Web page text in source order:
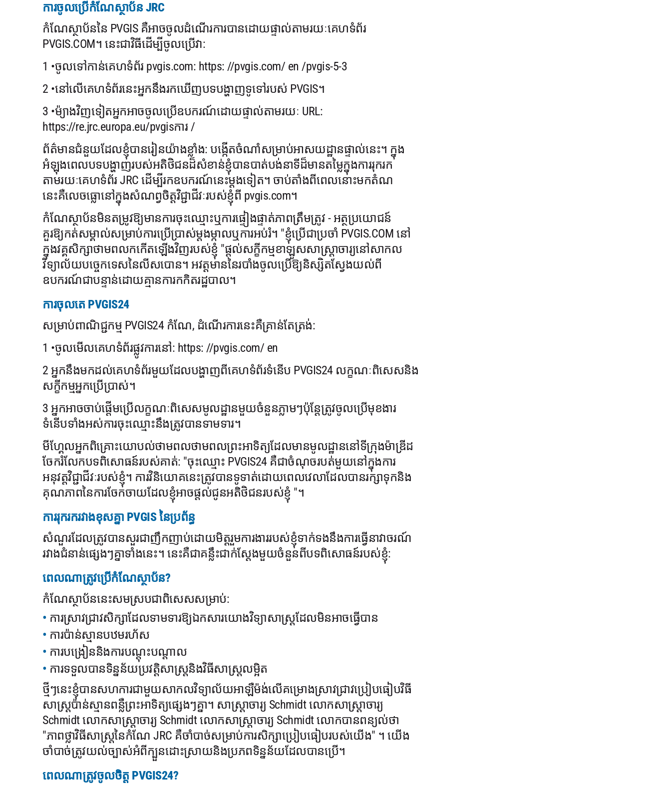
ការចូលប្រើកំណែស្ថាប័ន JRC
កំណែស្ថាប័ននៃ PVGIS គឺអាចចូលដំណើរការបានដោយផ្ទាល់តាមរយៈគេហទំព័រ
PVGIS.COM។ នេះជាវិធីដើម្បីចូលប្រើវា:
1 •ចូលទៅកាន់គេហទំព័រ pvgis.com: https: //pvgis.com/ en /pvgis-5-3
2 •នៅលើគេហទំព័រនេះអ្នកនឹងរកឃើញបទបង្ហាញទូទៅរបស់ PVGIS។
3 •ម៉្យាងវិញទៀតអ្នកអាចចូលប្រើឧបករណ៍ដោយផ្ទាល់តាមរយៈ URL:
https://re.jrc.europa.eu/pvgisការ /
ព័ត៌មានជំនួយដែលខ្ញុំបានរៀនយ៉ាងខ្លាំង: បង្កើតចំណាំសម្រាប់អាសយដ្ឋានផ្ទាល់នេះ។ ក្នុង
អំឡុងពេលបទបង្ហាញរបស់អតិថិជនដ៏សំខាន់ខ្ញុំបានបាត់បង់នាទីដ៏មានតម្លៃក្នុងការរុករក
តាមរយៈគេហទំព័រ JRC ដើម្បីរកឧបករណ៍នេះម្តងទៀត។ ចាប់តាំងពីពេលនោះមកតំណ
នេះគឺលេចធ្លោនៅក្នុងសំណព្វចិត្តវិជ្ជាជីវៈរបស់ខ្ញុំពី pvgis.com។
កំណែស្ថាប័នមិនតម្រូវឱ្យមានការចុះឈ្មោះឬការផ្ទៀងផ្ទាត់ភាពត្រឹមត្រូវ - អត្ថប្រយោជន៍
គួរឱ្យកត់សម្គាល់សម្រាប់ការប្រើប្រាស់ម្តងម្កាលឬការអប់រំ។ "ខ្ញុំប្រើជាប្រចាំ PVGIS.COM នៅ
ក្នុងវគ្គសិក្សាថាមពលកកើតឡើងវិញរបស់ខ្ញុំ "ផ្តល់សក្ខីកម្មខាឡូសសាស្រ្តាចារ្យនៅសាកល
វិទ្យាល័យបច្ចេកទេសនៃលីសបោន។ អវត្តមាននៃរបាំងចូលប្រើឱ្យនិស្សិតស្វែងយល់ពី
ឧបករណ៍ជាបន្ទាន់ដោយគ្មានការកកិតរដ្ឋបាល។
ការចុលតេ PVGIS24
សម្រាប់ពាណិជ្ជកម្ម PVGIS24 កំណែ, ដំណើរការនេះគឺគ្រាន់តែត្រង់:
1 •ចូលមើលគេហទំព័រផ្លូវការនៅ: https: //pvgis.com/ en
2 អ្នកនឹងមកដល់គេហទំព័រមួយដែលបង្ហាញពីគេហទំព័រទំនើប PVGIS24 លក្ខណៈពិសេសនិង
សក្ខីកម្មអ្នកប្រើប្រាស់។
3 អ្នកអាចចាប់ផ្តើមប្រើលក្ខណៈពិសេសមូលដ្ឋានមួយចំនួនភ្លាមៗប៉ុន្តែត្រូវចូលប្រើមុខងារ
ទំនើបទាំងអស់ការចុះឈ្មោះនឹងត្រូវបានទាមទារ។
មីហ្គែលអ្នកពិគ្រោះយោបល់ថាមពលថាមពលព្រះអាទិត្យដែលមានមូលដ្ឋាននៅទីក្រុងម៉ាឌ្រីដ
ចែករំលែកបទពិសោធន៍របស់គាត់: "ចុះឈ្មោះ PVGIS24 គឺជាចំណុចរបត់មួយនៅក្នុងការ
អនុវត្តវិជ្ជាជីវៈរបស់ខ្ញុំ។ ការវិនិយោគនេះត្រូវបានទូទាត់ដោយពេលវេលាដែលបានរក្សាទុកនិង
គុណភាពនៃការចែកចាយដែលខ្ញុំអាចផ្តល់ជូនអតិថិជនរបស់ខ្ញុំ "។
ការរុករករវាងខុសគ្នា PVGIS នៃប្រព័ន្ធ
សំណួរដែលត្រូវបានសួរជាញឹកញាប់ដោយមិត្តរួមការងាររបស់ខ្ញុំទាក់ទងនឹងការធ្វើនាវាចរណ៍
រវាងជំនាន់ផ្សេងៗគ្នាទាំងនេះ។ នេះគឺជាគន្លឹះជាក់ស្តែងមួយចំនួនពីបទពិសោធន៍របស់ខ្ញុំ:
ពេលណាត្រូវប្រើកំណែស្ថាប័ន?
កំណែស្ថាប័ននេះសមស្របជាពិសេសសម្រាប់:
ការស្រាវជ្រាវសិក្សាដែលទាមទារឱ្យឯកសារយោងវិទ្យាសាស្ត្រដែលមិនអាចធ្វើបាន
ការប៉ាន់ស្មានបឋមរហ័ស
ការបង្រៀននិងការបណ្តុះបណ្តាល
ការទទួលបានទិន្នន័យប្រវត្តិសាស្រ្តនិងវិធីសាស្រ្តលម្អិត
ថ្មីៗនេះខ្ញុំបានសហការជាមួយសាកលវិទ្យាល័យអាឡឺម៉ង់លើគម្រោងស្រាវជ្រាវប្រៀបធៀបវិធី
សាស្ត្រប៉ាន់ស្មានពន្លឺព្រះអាទិត្យផ្សេងៗគ្នា។ សាស្រ្តាចារ្យ Schmidt លោកសាស្រ្តាចារ្យ
Schmidt លោកសាស្រ្តាចារ្យ Schmidt លោកសាស្រ្តាចារ្យ Schmidt លោកបានពន្យល់ថា
"ភាពថ្លាវិធីសាស្រ្តនៃកំណែ JRC គឺចាំបាច់សម្រាប់ការសិក្សាប្រៀបធៀបរបស់យើង" ។ យើង
ចាំបាច់ត្រូវយល់ច្បាស់អំពីក្បួនដោះស្រាយនិងប្រភពទិន្នន័យដែលបានប្រើ។
ពេលណាត្រូវចូលចិត្ត PVGIS24?